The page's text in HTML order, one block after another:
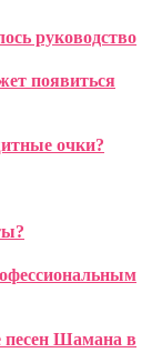
руководство
появиться
очки?
песен Шамана в